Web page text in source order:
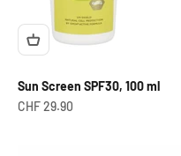
Sun Screen SPF30, 100 ml
Angebot
CHF 29.90